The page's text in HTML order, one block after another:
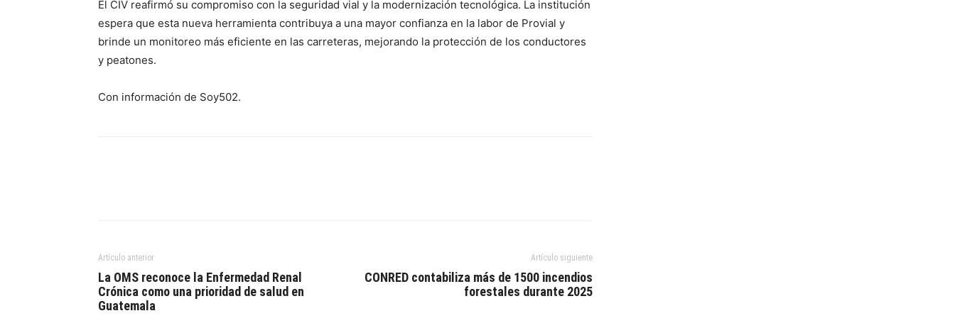
El CIV reafirmó su compromiso con la seguridad vial y la modernización tecnológica. La institución
espera que esta nueva herramienta contribuya a una mayor confianza en la labor de Provial y
brinde un monitoreo más eficiente en las carreteras, mejorando la protección de los conductores
y peatones.
Con información de Soy502.
Artículo anterior
La OMS reconoce la Enfermedad Renal
Crónica como una prioridad de salud en
Guatemala
Artículo siguiente
CONRED contabiliza más de 1500 incendios
forestales durante 2025